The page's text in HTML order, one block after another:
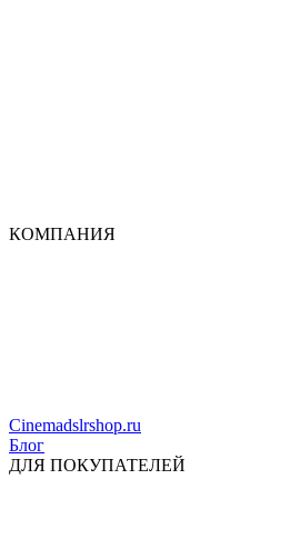
КОМПАНИЯ
Cinemadslrshop.ru
Блог
ДЛЯ ПОКУПАТЕЛЕЙ